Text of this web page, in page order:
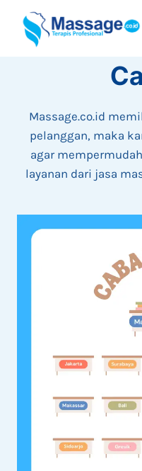
content
Massage.co.id
pelanggan, maka
agar
layanan dari jasa